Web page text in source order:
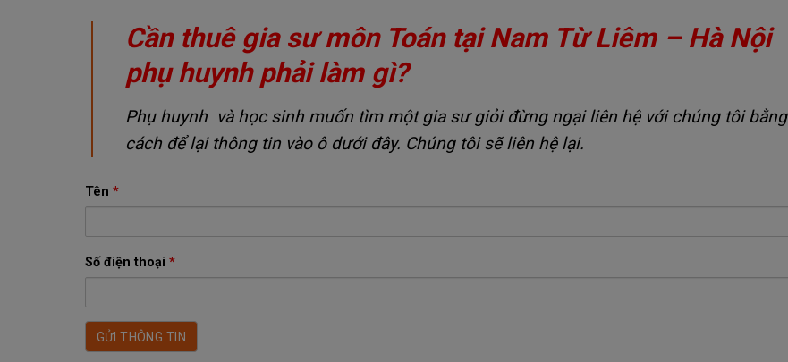
Cần thuê gia sư môn Toán tại Nam Từ Liêm – Hà Nội
phụ huynh phải làm gì?
Phụ huynh và học sinh muốn tìm một gia sư giỏi đừng ngại liên hệ với chúng tôi bằng
cách để lại thông tin vào ô dưới đây. Chúng tôi sẽ liên hệ lại.
Tên *
Số điện thoại *